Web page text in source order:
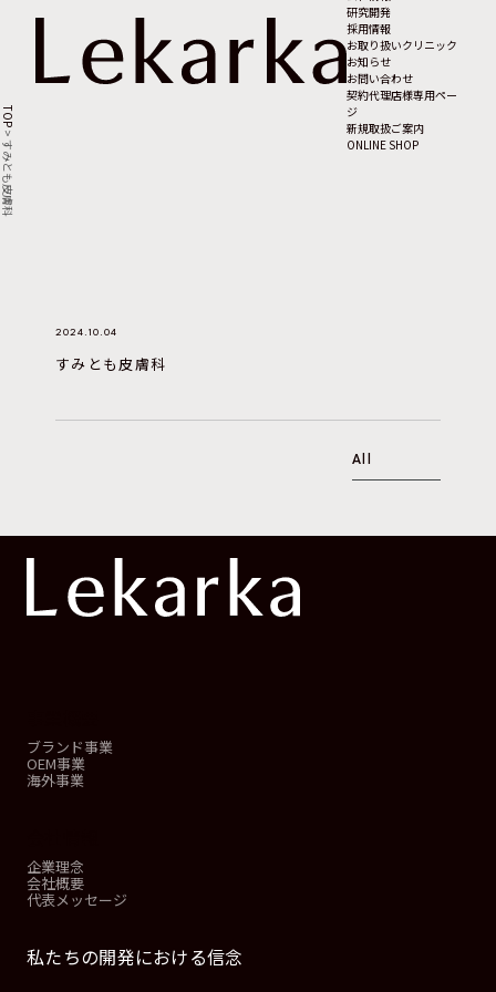
研究開発
採用情報
お取り扱いクリニック
お知らせ
お問い合わせ
契約代理店様専用ペー
ジ
新規取扱ご案内
ONLINE SHOP
TOP
>
すみとも皮膚科
2024.10.04
すみとも皮膚科
All
ブランド事業
OEM事業
海外事業
企業理念
会社概要
代表メッセージ
私たちの開発における信念